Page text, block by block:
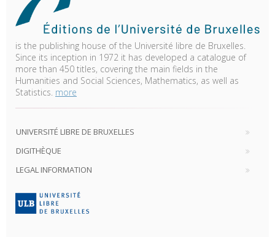
is the publishing house of the Université libre de Bruxelles.
Since its inception in 1972 it has developed a catalogue of
more than 450 titles, covering the main fields in the
Humanities and Social Sciences, Mathematics, as well as
Statistics. more
UNIVERSITÉ LIBRE DE BRUXELLES
DIGITHÈQUE
LEGAL INFORMATION